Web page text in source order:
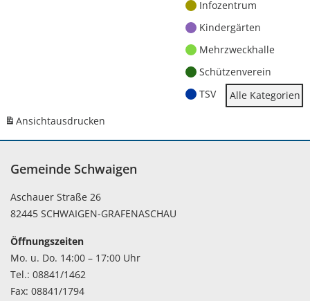
Infozentrum
Kindergärten
Mehrzweckhalle
Schützenverein
TSV
Alle Kategorien
Ansichtausdrucken
Gemeinde Schwaigen
Aschauer Straße 26
82445 SCHWAIGEN-GRAFENASCHAU
Öffnungszeiten
Mo. u. Do. 14:00 – 17:00 Uhr
Tel.: 08841/1462
Fax: 08841/1794